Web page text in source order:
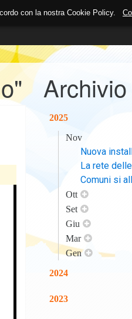
Archivio
2025
Nov
Nuova
La rete
Comuni si
Ott
Set
Giu
Mar
Gen
2024
2023
con la nostra Cookie Policy.